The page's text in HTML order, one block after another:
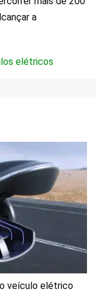
a
elétricos
veículo elétrico